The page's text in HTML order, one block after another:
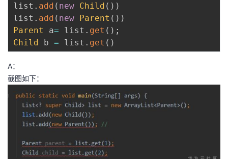
list . add ( new Child ( ) )
list . add ( new Parent ( ) )
Parent
a= list . get ( ) ;
Child b = list . get ( )
A：
截图如下：